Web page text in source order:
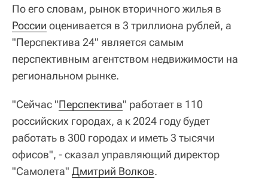
По его словам, рынок вторичного жилья в
России оценивается в 3 триллиона рублей, а
"Перспектива 24" является самым
перспективным агентством недвижимости на
региональном рынке.
"Сейчас "Перспектива" работает в 110
российских городах, а к 2024 году будет
работать в 300 городах и иметь 3 тысячи
офисов", - сказал управляющий директор
"Самолета" Дмитрий Волков.